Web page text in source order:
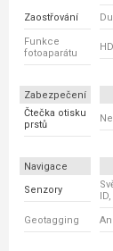
Zaostřování
Funkce
fotoaparátu
Zabezpečení
Čtečka otisku
prstů
Ne
Navigace
Senzory
Geotagging